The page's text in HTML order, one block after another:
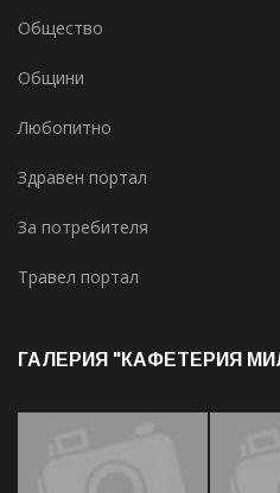
Общество
Общини
Любопитно
Здравен портал
За потребителя
Травел портал
ГАЛЕРИЯ "КАФЕТЕРИЯ